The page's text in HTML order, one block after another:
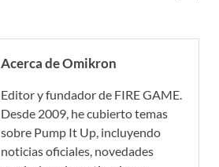
Acerca de Omikron
Editor y fundador de FIRE GAME.
Desde 2009, he cubierto temas
sobre Pump It Up, incluyendo
noticias oficiales, novedades